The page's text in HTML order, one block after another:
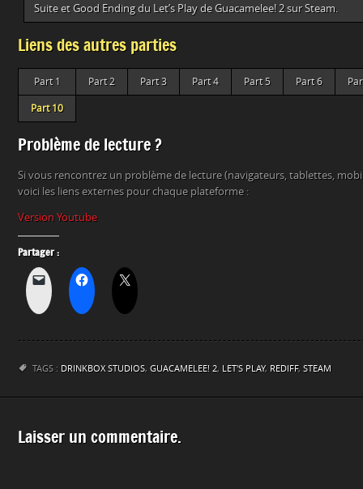
Suite et Good Ending du Let’s Play de Guacamelee! 2 sur Steam.
Liens des autres parties
Part 1 Part 2 Part 3 Part 4 Part 5 Part 6
Part 10
Problème de lecture ?
Si vous rencontrez un problème de lecture (navigateurs, tablettes,
voici les liens externes pour chaque plateforme :
Version Youtube
Partager :
TAGS : DRINKBOX STUDIOS, GUACAMELEE! 2, LET'S PLAY, REDIFF, STEAM
Laisser un commentaire.